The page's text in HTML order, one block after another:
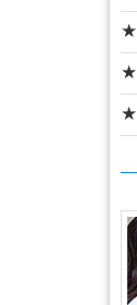
★
★
★